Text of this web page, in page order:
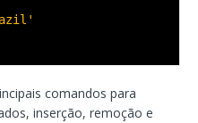
comandos para
inserção, remoção e